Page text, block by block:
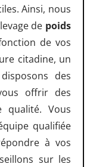
Ainsi, nous
de poids
de vos
citadine, un
des
offrir des
qualité. Vous
qualifiée
à vos
sur les